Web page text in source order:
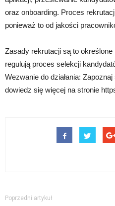
oraz onboarding. Proces
ponieważ to od jakości
Zasady rekrutacji są to
regulują proces selekcji
Wezwanie do działania:
dowiedz się więcej na stronie
Poprzedni artykuł